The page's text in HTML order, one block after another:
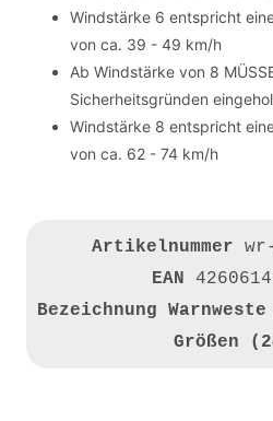
Windstärke 6 entspricht
von ca. 39 - 49 km/h
Ab Windstärke von 8
Sicherheitsgründen
Windstärke 8 entspricht
von ca. 62 - 74 km/h
Artikelnummer
EAN
Bezeichnung
Größen